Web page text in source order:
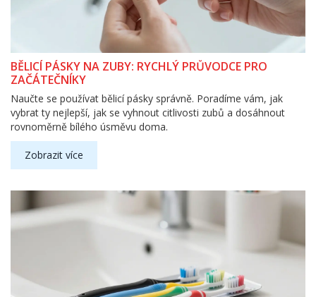
BĚLICÍ PÁSKY NA ZUBY: RYCHLÝ PRŮVODCE PRO
ZAČÁTEČNÍKY
Naučte se používat bělicí pásky správně. Poradíme vám, jak
vybrat ty nejlepší, jak se vyhnout citlivosti zubů a dosáhnout
rovnoměrně bílého úsměvu doma.
Zobrazit více